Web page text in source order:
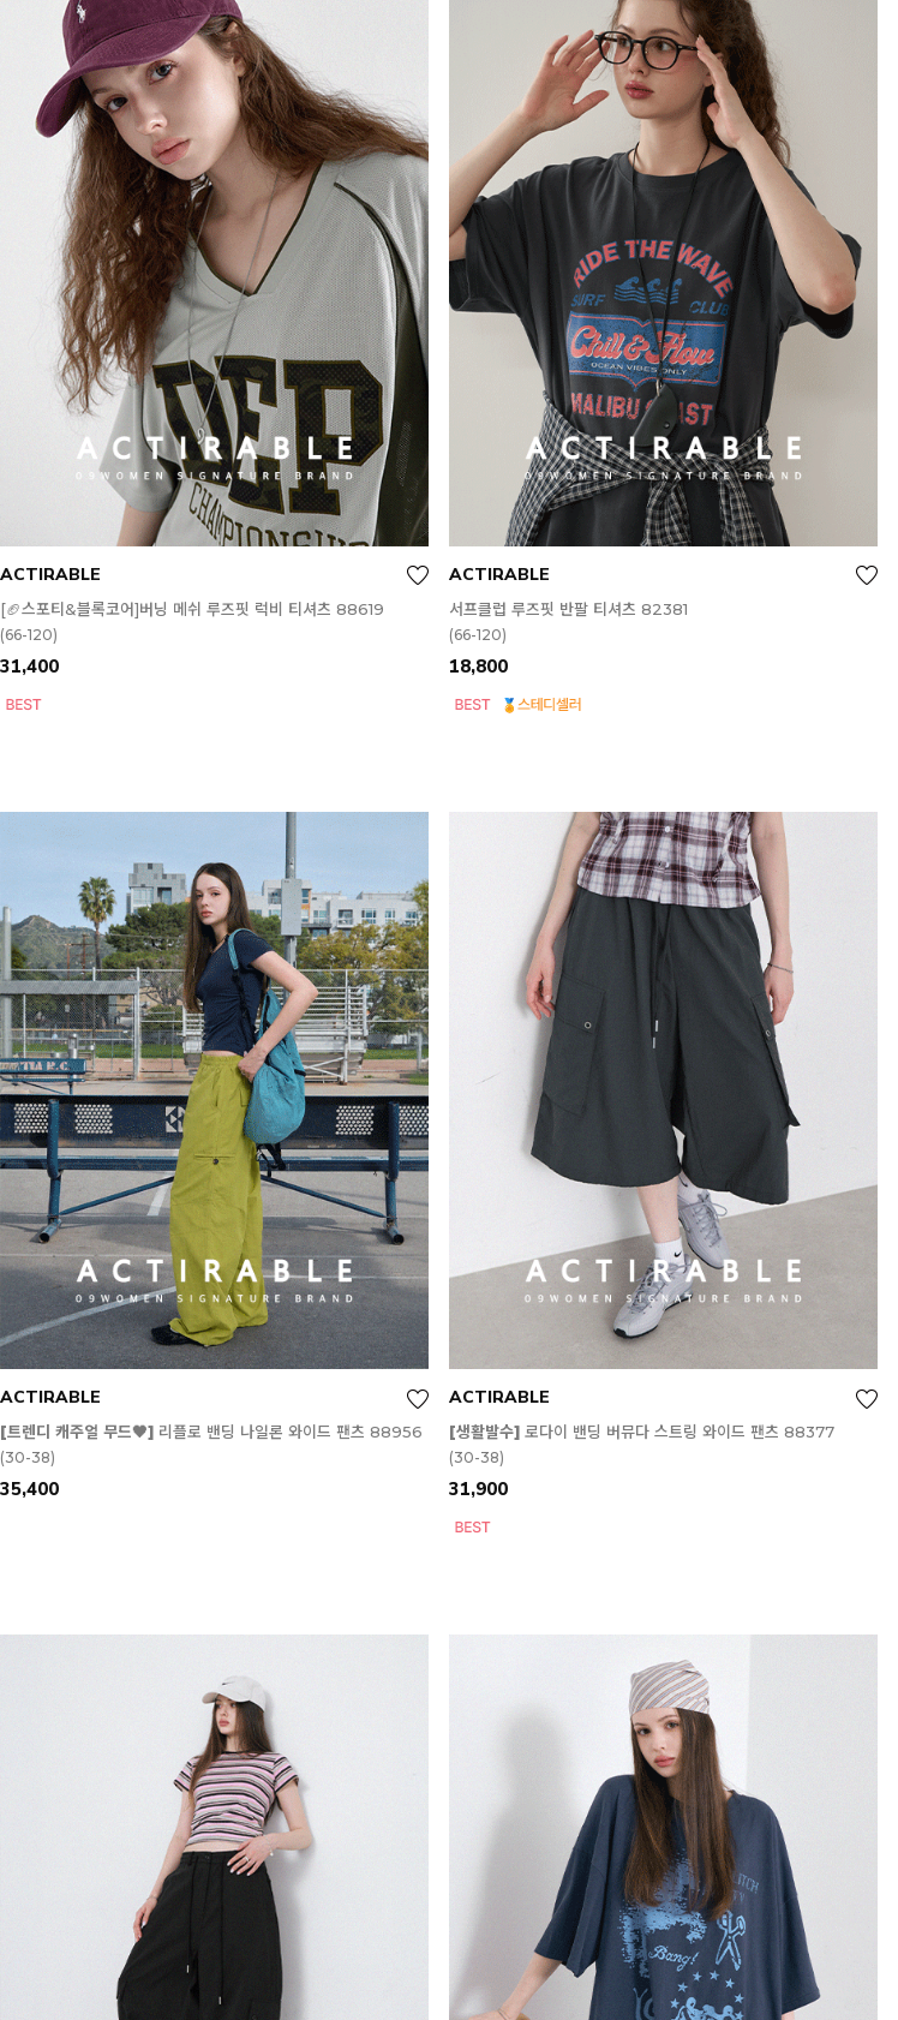
ACTIRABLE
[🏈스포티&블록코어]버닝 메쉬 루즈핏 럭비 티셔츠 88619
(66-120)
31,400
ACTIRABLE
서프클럽 루즈핏 반팔 티셔츠 82381
(66-120)
18,800
ACTIRABLE
[트렌디 캐주얼 무드🖤] 리플로 밴딩 나일론 와이드 팬츠 88956
(30-38)
35,400
ACTIRABLE
[생활발수] 로다이 밴딩 버뮤다 스트링 와이드 팬츠 88377
(30-38)
31,900